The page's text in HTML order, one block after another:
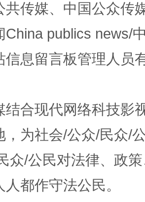
用工荒背后
共传媒、中国公众传
China publics news/
信息留言板管理人员
结合现代网络科技影
，为社会/公众/民众/
众/公民对法律、政
都作守法公民。